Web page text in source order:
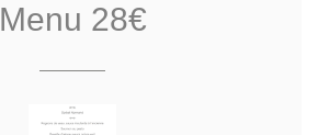
Menu 28€